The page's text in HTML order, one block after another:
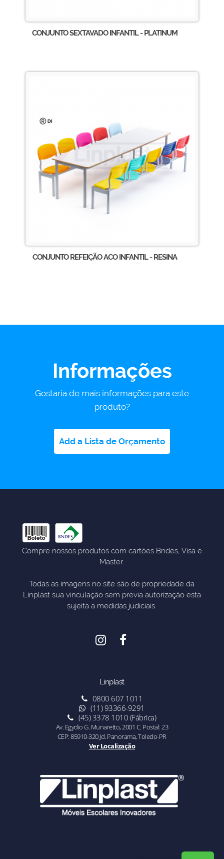
CONJUNTO SEXTAVADO INFANTIL - PLATINUM
CONJUNTO REFEIÇÃO ACO INFANTIL - RESINA
Informações
Gostaria de mais informações para este
produto?
Add a Lista de Orçamento
Compre nossos produtos com cartões Bndes, Visa e
Master.
Todas as imagens no site são de propriedade da
Linplast sua vinculação sem previa autorização esta
sujeita a medidas judiciais.
Linplast
0800 607 1011
(11) 93366-9291
(45) 3378 1010 (Fábrica)
Av. Egydio G. Munaretto, 2001 C. Postal: 23
CEP: 85910-320 Jd. Panorama, Toledo-PR
Ver Localização